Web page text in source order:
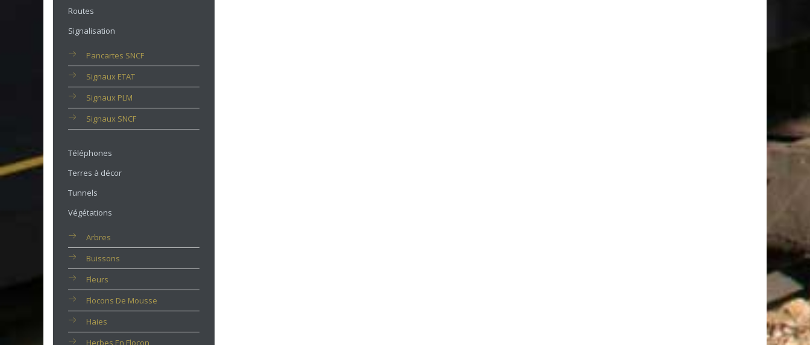
Routes
Signalisation
Pancartes SNCF
Signaux ETAT
Signaux PLM
Signaux SNCF
Téléphones
Terres à décor
Tunnels
Végétations
Arbres
Buissons
Fleurs
Flocons De Mousse
Haies
Herbes En Flocon